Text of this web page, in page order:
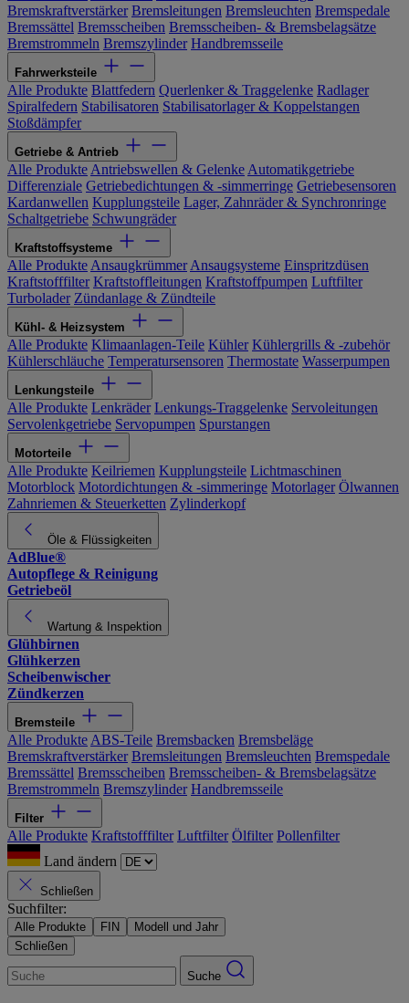
Bremskraftverstärker Bremsleitungen Bremsleuchten Bremspedale
Bremssättel Bremsscheiben Bremsscheiben- & Bremsbelagsätze
Bremstrommeln Bremszylinder Handbremsseile
Fahrwerksteile
Alle Produkte Blattfedern Querlenker & Traggelenke Radlager
Spiralfedern Stabilisatoren Stabilisatorlager & Koppelstangen
Stoßdämpfer
Getriebe & Antrieb
Alle Produkte Antriebswellen & Gelenke Automatikgetriebe
Differenziale Getriebedichtungen & -simmerringe Getriebesensoren
Kardanwellen Kupplungsteile Lager, Zahnräder & Synchronringe
Schaltgetriebe Schwungräder
Kraftstoffsysteme
Alle Produkte Ansaugkrümmer Ansaugsysteme Einspritzdüsen
Kraftstofffilter Kraftstoffleitungen Kraftstoffpumpen Luftfilter
Turbolader Zündanlage & Zündteile
Kühl- & Heizsystem
Alle Produkte Klimaanlagen-Teile Kühler Kühlergrills & -zubehör
Kühlerschläuche Temperatursensoren Thermostate Wasserpumpen
Lenkungsteile
Alle Produkte Lenkräder Lenkungs-Traggelenke Servoleitungen
Servolenkgetriebe Servopumpen Spurstangen
Motorteile
Alle Produkte Keilriemen Kupplungsteile Lichtmaschinen
Motorblock Motordichtungen & -simmeringe Motorlager Ölwannen
Zahnriemen & Steuerketten Zylinderkopf
Öle & Flüssigkeiten
AdBlue®
Autopflege & Reinigung
Getriebeöl
Wartung & Inspektion
Glühbirnen
Glühkerzen
Scheibenwischer
Zündkerzen
Bremsteile
Alle Produkte ABS-Teile Bremsbacken Bremsbeläge
Bremskraftverstärker Bremsleitungen Bremsleuchten Bremspedale
Bremssättel Bremsscheiben Bremsscheiben- & Bremsbelagsätze
Bremstrommeln Bremszylinder Handbremsseile
Filter
Alle Produkte Kraftstofffilter Luftfilter Ölfilter Pollenfilter
Land ändern
Schließen
Suchfilter:
Alle Produkte FIN
Modell und Jahr
Schließen
Suche